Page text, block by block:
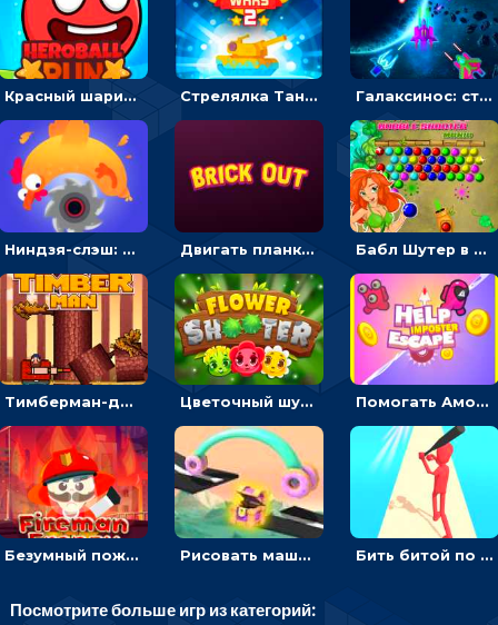
Красный шарик-герой в бегах: прыгать, чтобы избегать препятствий Стрелялка Танковые войны: бить по танку врага, чтобы уничтожить зло Галаксинос: стрелялка в космосе по врагам
Ниндзя-слэш: запускай оружие по целям и становись мастером сюрикенов Двигать планку и бить шариком по цветным блокам - гиперказуальная Бабл Шутер в джунглях: стрелять шариками по цветным целям
Тимберман-дровосек: меняй сторону и руби дерево Цветочный шутер: стрелять пчелками по цветам Помогать Амонг Ас бежать из комнаты через преграды - приключения
Безумный пожарный: направлять шланг, чтобы тушить горящие бревна Рисовать машину и выигрывать гонку - для мальчиков Бить битой по шарику, чтобы сбивать кубики с буквами на пути к финишу - 3D
Посмотрите больше игр из категорий: